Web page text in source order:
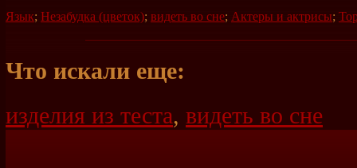
Язык; Незабудка (цветок); видеть во сне; Актеры и актрисы;
Что искали еще:
изделия из теста, видеть во сне